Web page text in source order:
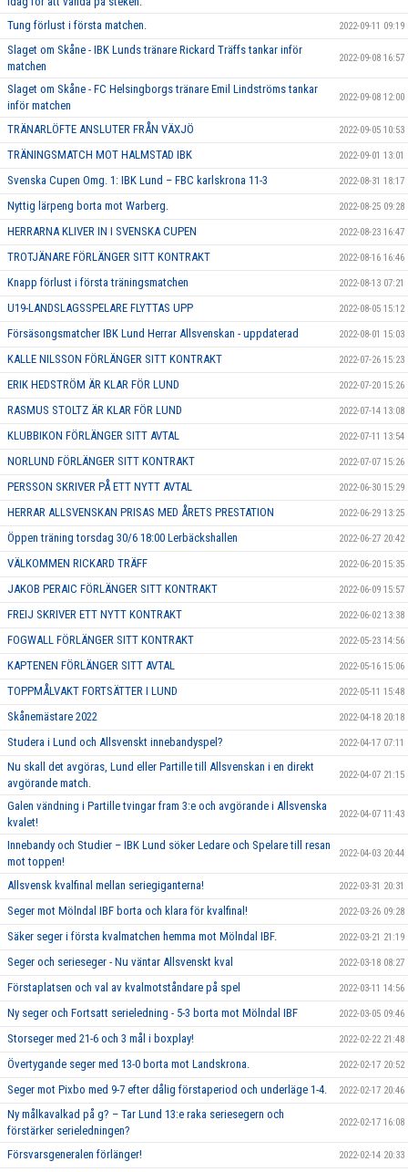
Tung förlust i första matchen.
2022-09-11 09:19
Slaget om Skåne - IBK Lunds tränare Rickard Träffs tankar inför
matchen
2022-09-08 16:57
Slaget om Skåne - FC Helsingborgs tränare Emil Lindströms tankar
inför matchen
2022-09-08 12:00
TRÄNARLÖFTE ANSLUTER FRÅN VÄXJÖ 2022-09-05 10:53
TRÄNINGSMATCH MOT HALMSTAD IBK 2022-09-01 13:01
Svenska Cupen Omg. 1: IBK Lund – FBC karlskrona 11-3 2022-08-31 18:17
Nyttig lärpeng borta mot Warberg. 2022-08-25 09:28
HERRARNA KLIVER IN I SVENSKA CUPEN 2022-08-23 16:47
TROTJÄNARE FÖRLÄNGER SITT KONTRAKT 2022-08-16 16:46
Knapp förlust i första träningsmatchen 2022-08-13 07:21
U19-LANDSLAGSSPELARE FLYTTAS UPP 2022-08-05 15:12
Försäsongsmatcher IBK Lund Herrar Allsvenskan - uppdaterad 2022-08-01 15:03
KALLE NILSSON FÖRLÄNGER SITT KONTRAKT 2022-07-26 15:23
ERIK HEDSTRÖM ÄR KLAR FÖR LUND 2022-07-20 15:26
RASMUS STOLTZ ÄR KLAR FÖR LUND 2022-07-14 13:08
KLUBBIKON FÖRLÄNGER SITT AVTAL 2022-07-11 13:54
NORLUND FÖRLÄNGER SITT KONTRAKT 2022-07-07 15:26
PERSSON SKRIVER PÅ ETT NYTT AVTAL 2022-06-30 15:29
HERRAR ALLSVENSKAN PRISAS MED ÅRETS PRESTATION 2022-06-29 13:25
Öppen träning torsdag 30/6 18:00 Lerbäckshallen 2022-06-27 20:42
VÄLKOMMEN RICKARD TRÄFF 2022-06-20 15:35
JAKOB PERAIC FÖRLÄNGER SITT KONTRAKT 2022-06-09 15:57
FREIJ SKRIVER ETT NYTT KONTRAKT 2022-06-02 13:38
FOGWALL FÖRLÄNGER SITT KONTRAKT 2022-05-23 14:56
KAPTENEN FÖRLÄNGER SITT AVTAL 2022-05-16 15:06
TOPPMÅLVAKT FORTSÄTTER I LUND 2022-05-11 15:48
Skånemästare 2022 2022-04-18 20:18
Studera i Lund och Allsvenskt innebandyspel? 2022-04-17 07:11
Nu skall det avgöras, Lund eller Partille till Allsvenskan i en direkt
avgörande match.
2022-04-07 21:15
Galen vändning i Partille tvingar fram 3:e och avgörande i Allsvenska
kvalet!
2022-04-07 11:43
Innebandy och Studier – IBK Lund söker Ledare och Spelare till resan
mot toppen!
2022-04-03 20:44
Allsvensk kvalfinal mellan seriegiganterna! 2022-03-31 20:31
Seger mot Mölndal IBF borta och klara för kvalfinal! 2022-03-26 09:28
Säker seger i första kvalmatchen hemma mot Mölndal IBF. 2022-03-21 21:19
Seger och serieseger - Nu väntar Allsvenskt kval 2022-03-18 08:27
Förstaplatsen och val av kvalmotståndare på spel 2022-03-11 14:56
Ny seger och Fortsatt serieledning - 5-3 borta mot Mölndal IBF 2022-03-05 09:46
Storseger med 21-6 och 3 mål i boxplay! 2022-02-22 21:48
Övertygande seger med 13-0 borta mot Landskrona. 2022-02-17 20:52
Seger mot Pixbo med 9-7 efter dålig förstaperiod och underläge 1-4. 2022-02-17 20:46
Ny målkavalkad på g? – Tar Lund 13:e raka seriesegern och
förstärker serieledningen?
2022-02-17 16:08
Försvarsgeneralen förlänger! 2022-02-14 20:33